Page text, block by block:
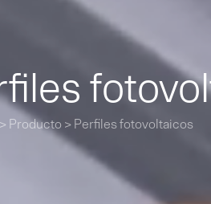
> Producto > Perfiles fotovoltaicos